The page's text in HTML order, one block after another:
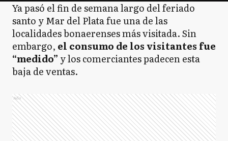
Ya pasó el fin de semana largo del feriado
santo y Mar del Plata fue una de las
localidades bonaerenses más visitada. Sin
embargo, el consumo de los visitantes fue
“medido” y los comerciantes padecen esta
baja de ventas.
Ads